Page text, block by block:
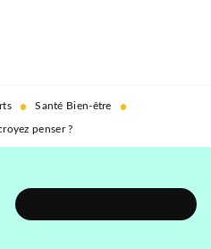
• Santé Bien-être •
penser ?